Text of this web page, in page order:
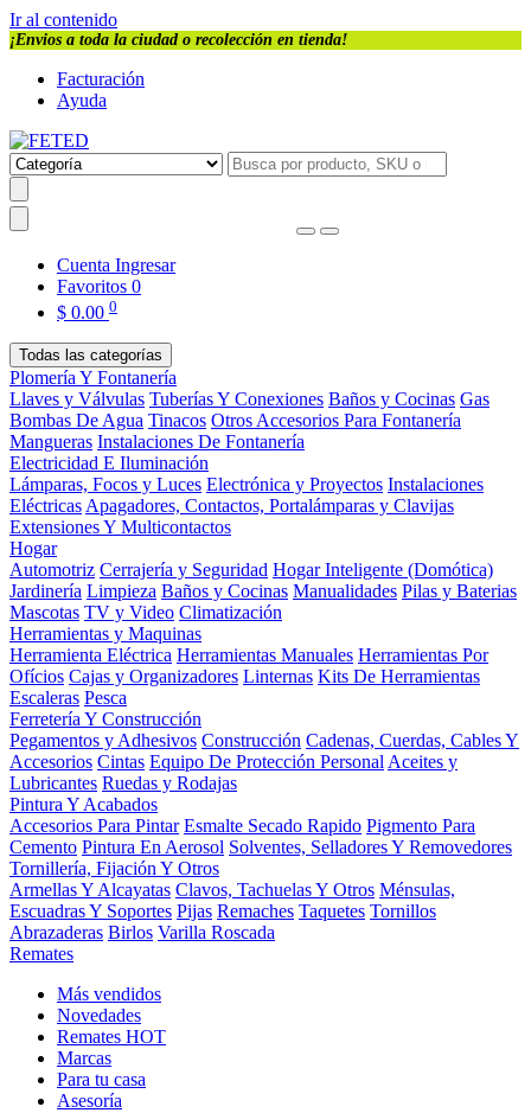
Ir al contenido
¡Envios a toda la ciudad o recolección en tienda!
Facturación
Ayuda
Cuenta Ingresar
Favoritos 0
$ 0.00 0
Todas las categorías
Plomería Y Fontanería
Llaves y Válvulas Tuberías Y Conexiones Baños y Cocinas Gas
Bombas De Agua Tinacos Otros Accesorios Para Fontanería
Mangueras Instalaciones De Fontanería
Electricidad E Iluminación
Lámparas, Focos y Luces Electrónica y Proyectos Instalaciones
Eléctricas Apagadores, Contactos, Portalámparas y Clavijas
Extensiones Y Multicontactos
Hogar
Automotriz Cerrajería y Seguridad Hogar Inteligente (Domótica)
Jardinería Limpieza Baños y Cocinas Manualidades Pilas y Baterias
Mascotas TV y Video Climatización
Herramientas y Maquinas
Herramienta Eléctrica Herramientas Manuales Herramientas Por
Ofícios Cajas y Organizadores Linternas Kits De Herramientas
Escaleras Pesca
Ferretería Y Construcción
Pegamentos y Adhesivos Construcción Cadenas, Cuerdas, Cables Y
Accesorios Cintas Equipo De Protección Personal Aceites y
Lubricantes Ruedas y Rodajas
Pintura Y Acabados
Accesorios Para Pintar Esmalte Secado Rapido Pigmento Para
Cemento Pintura En Aerosol Solventes, Selladores Y Removedores
Tornillería, Fijación Y Otros
Armellas Y Alcayatas Clavos, Tachuelas Y Otros Ménsulas,
Escuadras Y Soportes Pijas Remaches Taquetes Tornillos
Abrazaderas Birlos Varilla Roscada
Remates
Más vendidos
Novedades
Remates HOT
Marcas
Para tu casa
Asesoría